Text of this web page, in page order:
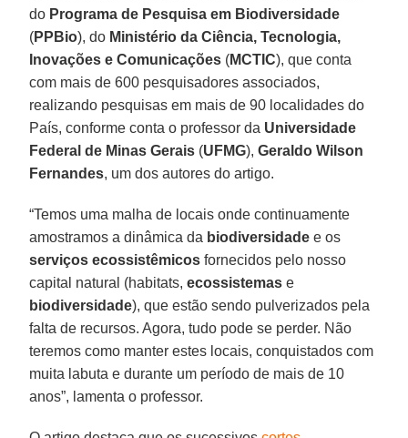
do Programa de Pesquisa em Biodiversidade
(PPBio), do Ministério da Ciência, Tecnologia,
Inovações e Comunicações (MCTIC), que conta
com mais de 600 pesquisadores associados,
realizando pesquisas em mais de 90 localidades do
País, conforme conta o professor da Universidade
Federal de Minas Gerais (UFMG),Geraldo Wilson
Fernandes, um dos autores do artigo.
“Temos uma malha de locais onde continuamente
amostramos a dinâmica da biodiversidade e os
serviços ecossistêmicos fornecidos pelo nosso
capital natural (habitats,ecossistemas e
biodiversidade), que estão sendo pulverizados pela
falta de recursos. Agora, tudo pode se perder. Não
teremos como manter estes locais, conquistados com
muita labuta e durante um período de mais de 10
anos”, lamenta o professor.